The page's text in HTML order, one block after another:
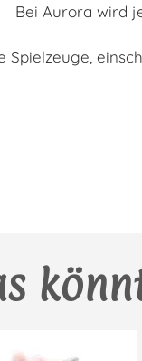
Bei Aurora wird
Spielzeuge,